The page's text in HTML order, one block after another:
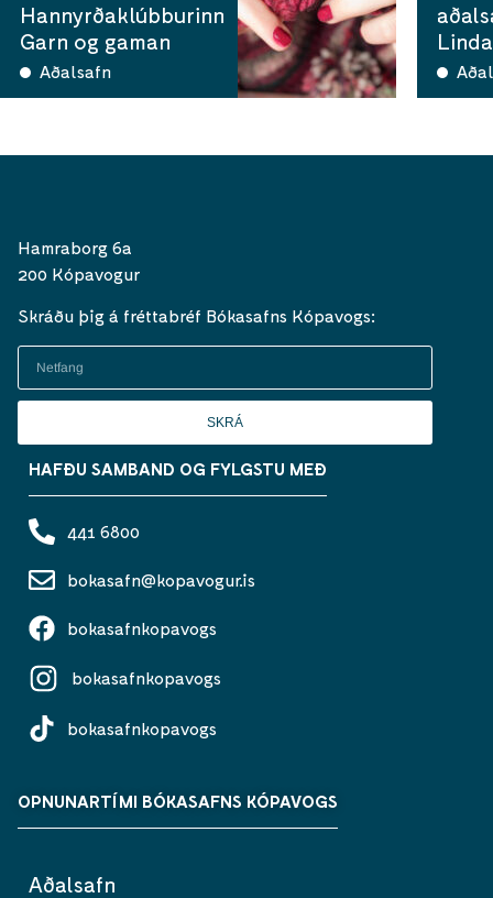
Hannyrðaklúbburinn
Garn og gaman
Aðalsafn
Hamraborg 6a
200 Kópavogur
Skráðu þig á fréttabréf Bókasafns Kópavogs:
SKRÁ
HAFÐU SAMBAND OG FYLGSTU MEÐ
441 6800
bokasafn@kopavogur.is
bokasafnkopavogs
bokasafnkopavogs
bokasafnkopavogs
OPNUNARTÍMI BÓKASAFNS KÓPAVOGS
Aðalsafn